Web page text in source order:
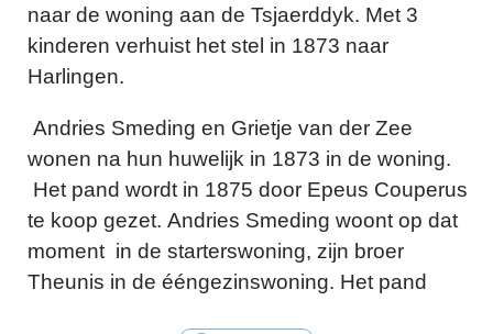
naar de woning aan de Tsjaerddyk. Met 3
kinderen verhuist het stel in 1873 naar
Harlingen.
Andries Smeding en Grietje van der Zee
wonen na hun huwelijk in 1873 in de woning.
Het pand wordt in 1875 door Epeus Couperus
te koop gezet. Andries Smeding woont op dat
moment in de starterswoning, zijn broer
Theunis in de ééngezinswoning. Het pand